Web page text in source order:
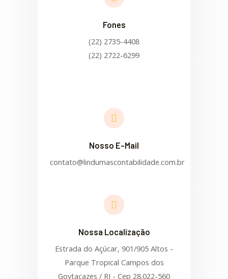
Fones
(22) 2735-4408
(22) 2722-6299
Nosso E-Mail
contato@lindumascontabilidade.com.br
Nossa Localização
Estrada do Açúcar, 901/905 Altos -
Parque Tropical Campos dos
Goytacazes / RJ - Cep 28.022-560